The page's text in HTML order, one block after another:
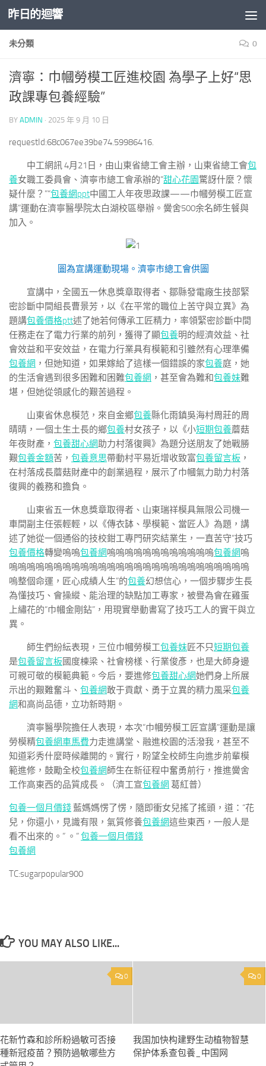
Skip to content
昨日的迴響
未分類 0
濟寧：巾幗勞模工匠進校園 為學子上好“思
政課專包養經驗”
BY ADMIN · 2025 年 9 月 10 日
requestId:68c067ee39be74.59986416.
中工網訊 4月21日，由山東省總工會主辦，山東省總工會包
養女職工委員會、濟寧市總工會承辦的“甜心花園驚訝什麼？懷
疑什麼？”“包養網ppt中國工人年夜思政課——巾幗勞模工匠宣
講”運動在濟寧醫學院太白湖校區舉辦。黌舍500余名師生餐與
加入。
圖為宣講運動現場。濟寧市總工會供圖
宣講中，全國五一休息獎章取得者、鄒縣發電廠生技部緊
密診斷中間組長曹景芳，以《在平常的職位上苦守與立異》為
題講包養價格ptt述了她若何傳承工匠精力，率領緊密診斷中間
任務走在了電力行業的前列，獲得了顯包養明的經濟效益、社
會效益和平安效益，在電力行業具有模範和引雖然有心理準備
包養網 ，但她知道，如果嫁給了這樣一個錯誤的家包養庭，她
的生活會遇到很多困難和困難包養網 ，甚至會為難和包養妹難
堪，但她從領感化的艱苦過程。
山東省休息模范，來自金鄉包養縣化雨鎮吳海村周莊的周
晴晴，一個土生土長的鄉包養村女孩子，以《小短期包養蘑菇
年夜財產， 包養甜心網助力村落復興》為題分送朋友了她戰勝
艱包養金額苦， 包養意思帶動村平易近增收致富包養留言板 ，
在村落成長蘑菇財產中的創業過程，展示了巾幗氣力助力村落
復興的義務和擔負。
山東省五一休息獎章取得者、山東瑞祥模具無限公司機一
車間副主任張輕輕，以《傳衣缽、學模範、當匠人》為題，講
述了她從一個通俗的技校鉗工專門研究結業生，一直苦守“技巧
包養價格轉變嗚嗚包養網嗚嗚嗚嗚嗚嗚嗚嗚嗚嗚嗚嗚包養網嗚
嗚嗚嗚嗚嗚嗚嗚嗚嗚嗚嗚嗚嗚嗚嗚嗚嗚嗚嗚嗚嗚嗚嗚嗚嗚嗚嗚
嗚整個命運，匠心成績人生”的包養幻想信心，一個步驟步生長
為懂技巧、會操縱、能治理的缺點加工專家，被譽為會在雞蛋
上繡花的“巾幗金剛鉆”，用現實舉動書寫了技巧工人的實干與立
異。
師生們紛紜表現，三位巾幗勞模工包養妹匠不只短期包養
是包養留言板國度棟梁、社會榜樣、行業俊彥，也是大師身邊
可親可敬的模範典範。今后，要進修包養甜心網她們身上所展
示出的艱難奮斗、 包養網敢于貢獻、勇于立異的精力風采包養
網和高尚品德，立功新時期。
濟寧醫學院擔任人表現，本次“巾幗勞模工匠宣講”運動是讓
勞模精包養網車馬費力走進講堂、融進校園的活潑我，甚至不
知道彩秀什麼時候離開的。實行，盼望全校師生向進步前輩模
範進修，鼓勵全校包養網師生在新征程中奮勇前行，推進黌舍
工作高東西的品質成長。（濟工宣包養網 葛紅普）
包養一個月價錢藍媽媽愣了愣，隨即衝女兒搖了搖頭，道：“花
兒，你還小，見識有限，氣質修養包養網這些東西，一般人是
看不出來的。” 。”包養一個月價錢
包養網
TC:sugarpopular900
YOU MAY ALSO LIKE...
0
花新竹森和診所粉過敏可否接
種新冠疫苗？預防過敏哪些方
0
我国加快构建野生动植物智慧
保护体系查包養_中国网